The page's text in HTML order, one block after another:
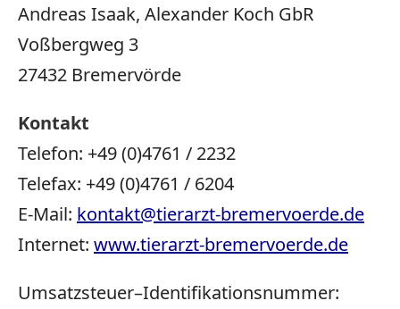
Andreas Isaak, Alexander Koch GbR
Voßbergweg 3
27432 Bremervörde
Kontakt
Telefon: +49 (0)4761 / 2232
Telefax: +49 (0)4761 / 6204
E-Mail: kontakt@tierarzt-bremervoerde.de
Internet: www.tierarzt-bremervoerde.de
Umsatzsteuer–Identifikationsnummer: